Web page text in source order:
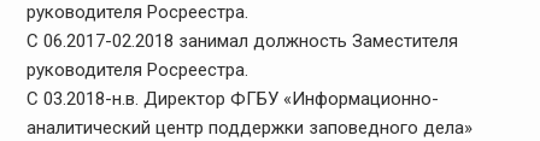
руководителя Росреестра.
С 06.2017-02.2018 занимал должность Заместителя
руководителя Росреестра.
С 03.2018-н.в. Директор ФГБУ «Информационно-
аналитический центр поддержки заповедного дела»